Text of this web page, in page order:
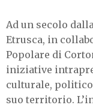
Ad un secolo
Etrusca, in
Popolare di
iniziative
culturale,
suo territorio.